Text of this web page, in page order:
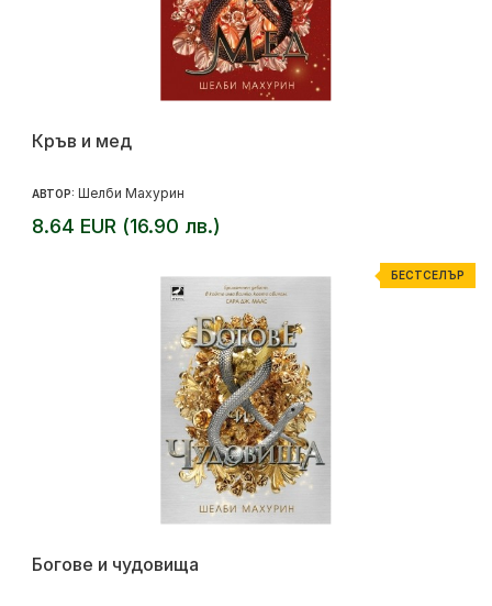
Кръв и мед
АВТОР: Шелби Махурин
8.64 EUR (16.90 лв.)
БЕСТСЕЛЪР
Богове и чудовища